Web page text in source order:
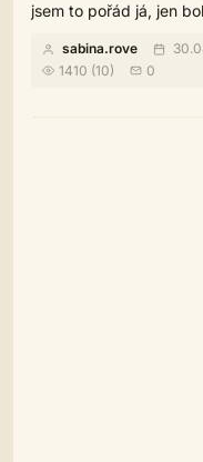
jsem to pořád já, jen
sabina.rove
1410 (10)
0